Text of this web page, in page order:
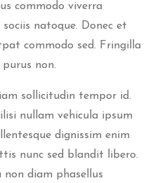
commodo viverra
natoque. Donec et
commodo sed. Fringilla
non.
sollicitudin tempor id.
nullam vehicula ipsum
dignissim enim
nunc sed blandit libero.
diam phasellus